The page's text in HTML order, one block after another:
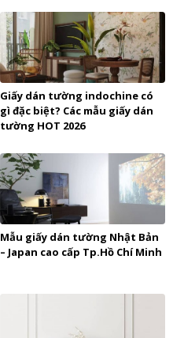
Giấy dán tường indochine có
gì đặc biệt? Các mẫu giấy dán
tường HOT 2026
Mẫu giấy dán tường Nhật Bản
– Japan cao cấp Tp.Hồ Chí Minh